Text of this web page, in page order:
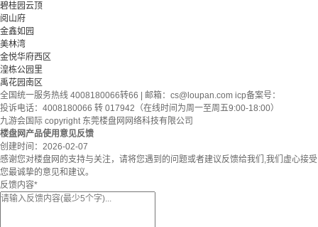
碧桂园云顶
阅山府
金鑫如园
美林湾
金悦华府西区
湟栋公园里
禹花园南区
全国统一服务热线 4008180066转66 | 邮箱： cs@loupan.com icp备案号：
投诉电话：4008180066 转 017942（在线时间为周一至周五9:00-18:00）
九游会国际 copyright 东莞楼盘网网络科技有限公司
楼盘网产品使用意见反馈
创建时间： 2026-02-07
感谢您对楼盘网的支持与关注，请将您遇到的问题或者建议反馈给我们,我们虚心接受
您最诚挚的意见和建议。
反馈内容*